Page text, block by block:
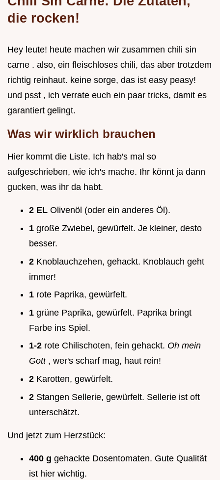
die rocken!
Hey leute! heute machen wir zusammen chili sin
carne . also, ein fleischloses chili, das aber trotzdem
richtig reinhaut. keine sorge, das ist easy peasy!
und psst , ich verrate euch ein paar tricks, damit es
garantiert gelingt.
Was wir wirklich brauchen
Hier kommt die Liste. Ich hab's mal so
aufgeschrieben, wie ich's mache. Ihr könnt ja dann
gucken, was ihr da habt.
2 EL Olivenöl (oder ein anderes Öl).
1 große Zwiebel, gewürfelt. Je kleiner, desto
besser.
2 Knoblauchzehen, gehackt. Knoblauch geht
immer!
1 rote Paprika, gewürfelt.
1 grüne Paprika, gewürfelt. Paprika bringt
Farbe ins Spiel.
1-2 rote Chilischoten, fein gehackt. Oh mein
Gott , wer's scharf mag, haut rein!
2 Karotten, gewürfelt.
2 Stangen Sellerie, gewürfelt. Sellerie ist oft
unterschätzt.
Und jetzt zum Herzstück:
400 g gehackte Dosentomaten. Gute Qualität
ist hier wichtig.